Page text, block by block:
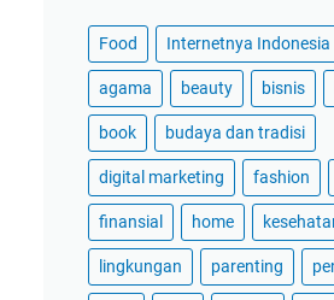
Food Internetnya Indonesia
agama beauty bisnis
book budaya dan tradisi
digital marketing fashion
finansial home
lingkungan parenting